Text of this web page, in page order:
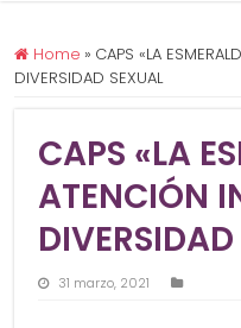
Home » CAPS «LA
DIVERSIDAD SEXUAL
CAPS «LA
ATENCIÓN
31 marzo, 2021